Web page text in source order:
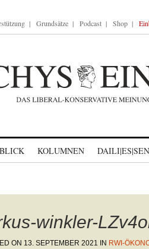
Grundsätze Podcast Shop
KOLUMNEN
winkler-
ON 13. SEPTEMBER 2021 IN RWI-